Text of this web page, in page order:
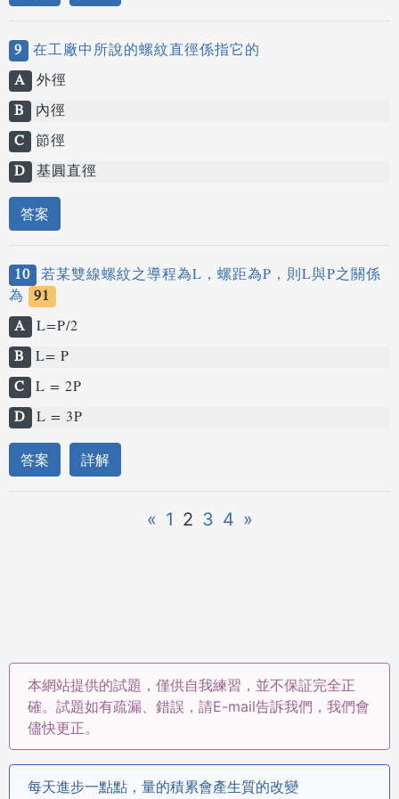
9 在工廠中所說的螺紋直徑係指它的
A 外徑
B
內徑
C 節徑
D 基圓直徑
答案
10 若某雙線螺紋之導程為L，螺距為P，則L與P之關係
為 91
A L=P/2
B L= P
C L = 2P
D L = 3P
答案 詳解
« 1 2 3 4 »
本網站提供的試題，僅供自我練習，並不保証完全正
確。試題如有疏漏、錯誤，請E-mail告訴我們，我們會
儘快更正。
每天進步一點點，量的積累會產生質的改變